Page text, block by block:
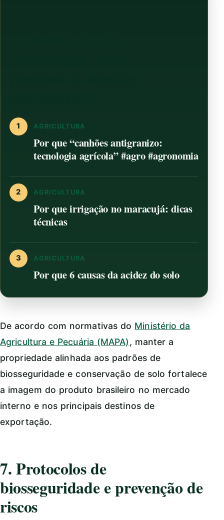
1 AGRICULTURA
Por que “canhões antigranizo:
tecnologia agrícola” #agro #agronomia
2 AGRICULTURA
Por que irrigação no maracujá: dicas
técnicas
3 AGRICULTURA
Por que 6 causas da acidez do solo
De acordo com normativas do Ministério da
Agricultura e Pecuária (MAPA), manter a
propriedade alinhada aos padrões de
biosseguridade e conservação de solo fortalece
a imagem do produto brasileiro no mercado
interno e nos principais destinos de
exportação.
7. Protocolos de
biosseguridade e prevenção de
riscos